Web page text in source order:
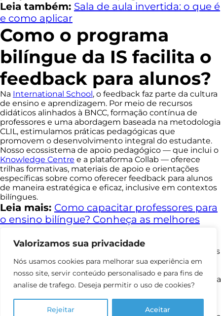
Valorizamos sua privacidade
Nós usamos cookies para melhorar sua experiência em
nosso site, servir conteúdo personalisado e para fins de
analise de trafego. Deseja permitir o uso de cookies?
Rejeitar Aceitar
Leia também: Sala de aula invertida: o que é
e como aplicar
Como o programa
bilíngue da IS facilita o
feedback para alunos?
Na International School, o feedback faz parte da cultura
de ensino e aprendizagem. Por meio de recursos
didáticos alinhados à BNCC, formação contínua de
professores e uma abordagem baseada na metodologia
CLIL, estimulamos práticas pedagógicas que
promovem o desenvolvimento integral do estudante.
Nosso ecossistema de apoio pedagógico — que inclui o
Knowledge Centre e a plataforma Collab — oferece
trilhas formativas, materiais de apoio e orientações
específicas sobre como oferecer feedback para alunos
de maneira estratégica e eficaz, inclusive em contextos
bilíngues.
Leia mais: Como capacitar professores para
o ensino bilíngue? Conheça as melhores
Além disso, o uso intencional dalíngua inglesa
situações reais de comunicação estimula os estudantes
a receberem e responderem feedbacks com mais
confiança, ampliando sua autonomia e protagonismo.
Quer transformar o feedback em um aliado poderoso na
sua escola?Entre em contato com a nossa equipe e
descubra como o programa bilíngue da IS pode apoiar
sua instituição a evoluir ainda mais no processo de